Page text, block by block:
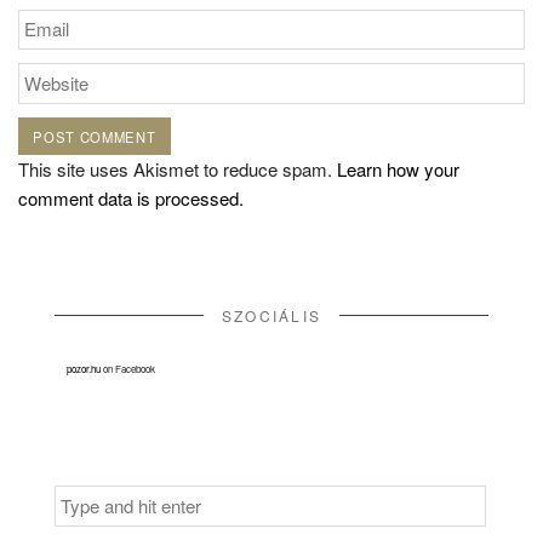
This site uses Akismet to reduce spam. Learn how your
comment data is processed.
SZOCIÁLIS
pozor.huon Facebook
Search
for: